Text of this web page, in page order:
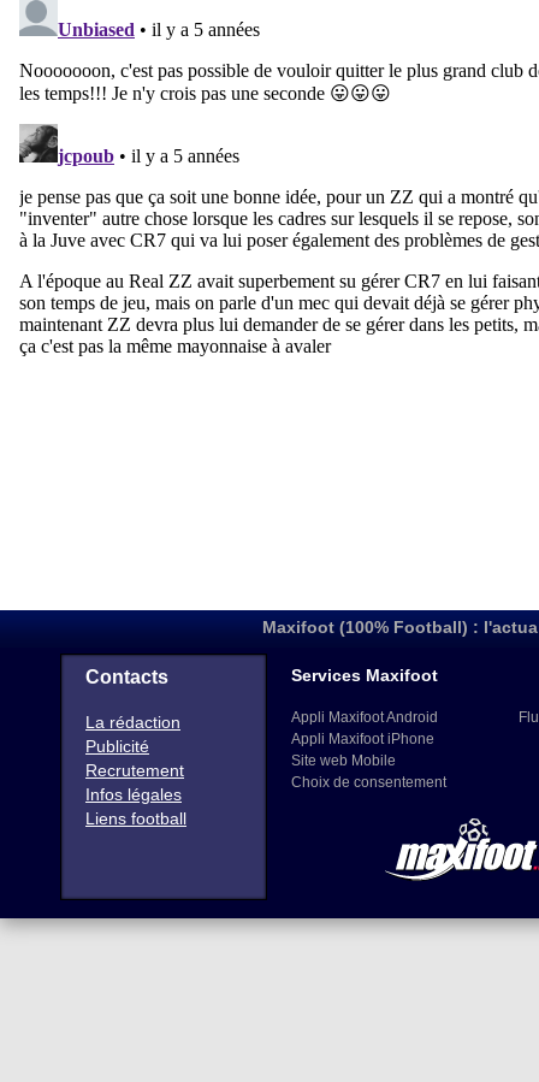
Maxifoot (100% Football) :
Contacts
La rédaction
Publicité
Recrutement
Infos légales
Liens football
Services Maxifoot
Appli Maxifoot Android
Appli Maxifoot iPhone
Site web Mobile
Choix de consentement